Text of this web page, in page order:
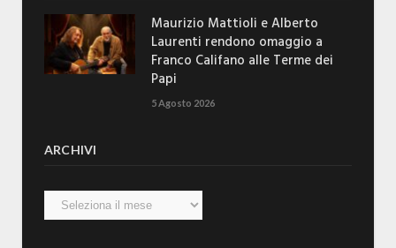
Maurizio Mattioli e Alberto
Laurenti rendono omaggio a
Franco Califano alle Terme dei
Papi
5 Agosto 2026
ARCHIVI
Archivi